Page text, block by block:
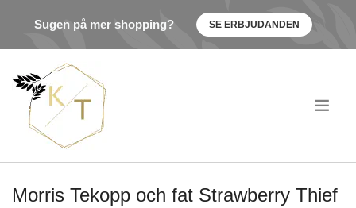
Sugen på mer shopping? SE ERBJUDANDEN
Morris Tekopp och fat Strawberry Thief